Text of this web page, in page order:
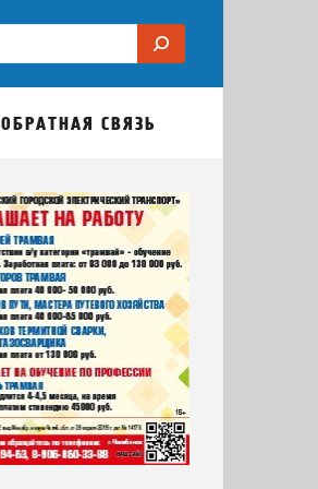
ОБРАТНАЯ СВЯЗЬ